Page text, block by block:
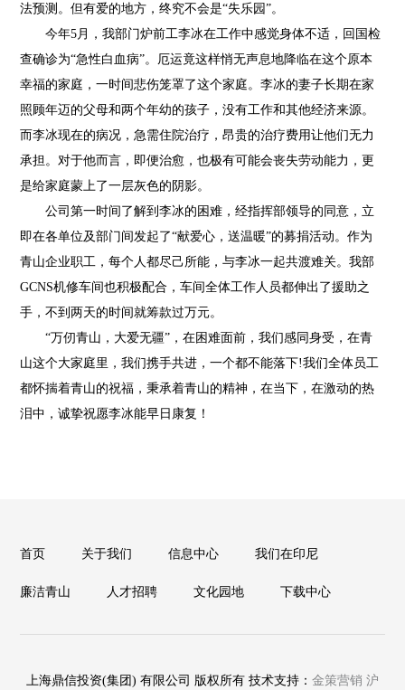
法预测。但有爱的地方，终究不会是“失乐园”。
今年5月，我部门炉前工李冰在工作中感觉身体不适，回国检
查确诊为“急性白血病”。厄运竟这样悄无声息地降临在这个原本
幸福的家庭，一时间悲伤笼罩了这个家庭。李冰的妻子长期在家
照顾年迈的父母和两个年幼的孩子，没有工作和其他经济来源。
而李冰现在的病况，急需住院治疗，昂贵的治疗费用让他们无力
承担。对于他而言，即便治愈，也极有可能会丧失劳动能力，更
是给家庭蒙上了一层灰色的阴影。
公司第一时间了解到李冰的困难，经指挥部领导的同意，立
即在各单位及部门间发起了“献爱心，送温暖”的募捐活动。作为
青山企业职工，每个人都尽己所能，与李冰一起共渡难关。我部
GCNS机修车间也积极配合，车间全体工作人员都伸出了援助之
手，不到两天的时间就筹款过万元。
“万仞青山，大爱无疆”，在困难面前，我们感同身受，在青
山这个大家庭里，我们携手共进，一个都不能落下!我们全体员工
都怀揣着青山的祝福，秉承着青山的精神，在当下，在激动的热
泪中，诚挚祝愿李冰能早日康复！
首页 关于我们 信息中心 我们在印尼
廉洁青山 人才招聘 文化园地 下载中心
上海鼎信投资(集团) 有限公司 版权所有 技术支持： 金策营销 沪